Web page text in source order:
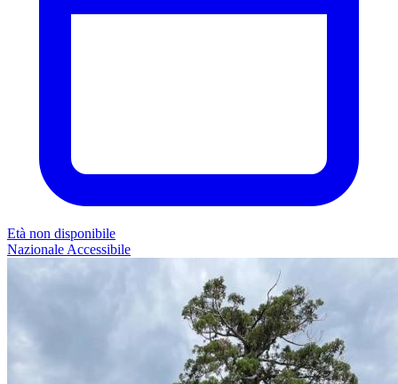
Età non disponibile
Nazionale Accessibile